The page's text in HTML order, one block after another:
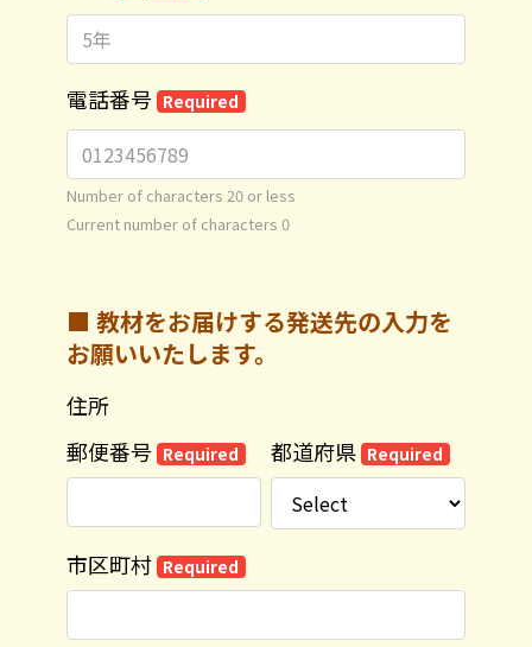
電話番号 Required
Number of characters 20 or less
Current number of characters 0
■ 教材をお届けする発送先の入力を
お願いいたします。
住所
郵便番号 Required 都道府県 Required
市区町村 Required